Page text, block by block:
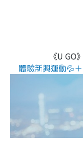
《U GO
體驗新興運動💦